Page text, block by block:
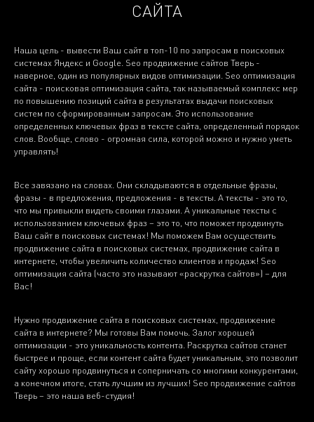
САЙТА
Наша цель - вывести Ваш сайт в топ-10 по запросам в поисковых
системах Яндекс и Google. Seo продвижение сайтов Тверь -
наверное, один из популярных видов оптимизации. Seo оптимизация
сайта - поисковая оптимизация сайта, так называемый комплекс мер
по повышению позиций сайта в результатах выдачи поисковых
систем по сформированным запросам. Это использование
определенных ключевых фраз в тексте сайта, определенный порядок
слов. Вообще, слово - огромная сила, которой можно и нужно уметь
управлять!
Все завязано на словах. Они складываются в отдельные фразы,
фразы - в предложения, предложения - в тексты. А тексты - это то,
что мы привыкли видеть своими глазами. А уникальные тексты с
использованием ключевых фраз – это то, что поможет продвинуть
Ваш сайт в поисковых системах! Мы поможем Вам осуществить
продвижение сайта в поисковых системах, продвижение сайта в
интернете, чтобы увеличить количество клиентов и продаж! Seo
оптимизация сайта (часто это называют «раскрутка сайтов») – для
Вас!
Нужно продвижение сайта в поисковых системах, продвижение
сайта в интернете? Мы готовы Вам помочь. Залог хорошей
оптимизации - это уникальность контента. Раскрутка сайтов станет
быстрее и проще, если контент сайта будет уникальным, это позволит
сайту хорошо продвинуться и соперничать со многими конкурентами,
а конечном итоге, стать лучшим из лучших! Seo продвижение сайтов
Тверь – это наша веб-студия!